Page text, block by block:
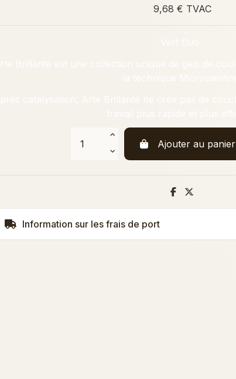
9,68 € TVAC
Ajouter au panier
Information sur les frais de port